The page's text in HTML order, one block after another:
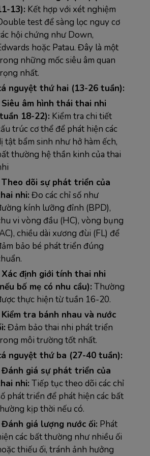
13): Kết hợp với xét nghiệm
test để sàng lọc nguy cơ
hội chứng như Down,
hoặc Patau. Đây là một
những mốc siêu âm quan
nhất.
nguyệt thứ hai (13-26 tuần):
Siêu âm hình thái thai nhi
18-22): Kiểm tra chi tiết
trúc cơ thể để phát hiện các
tật bẩm sinh như hở hàm ếch,
thường hệ thần kinh của thai
Theo dõi sự phát triển của
nhi: Đo các chỉ số như
kính lưỡng đỉnh (BPD),
vi vòng đầu (HC), vòng bụng
chiều dài xương đùi (FL) để
bảo bé phát triển đúng
Xác định giới tính thai nhi
bố mẹ có nhu cầu): Thường
thực hiện từ tuần 16-20.
Kiểm tra bánh nhau và nước
Đảm bảo thai nhi phát triển
môi trường tốt nhất.
nguyệt thứ ba (27-40 tuần):
Đánh giá sự phát triển của
nhi: Tiếp tục theo dõi các chỉ
phát triển để phát hiện các bất
kịp thời nếu có.
Đánh giá lượng nước ối: Phát
các bất thường như nhiều ối
thiếu ối, tránh ảnh hưởng